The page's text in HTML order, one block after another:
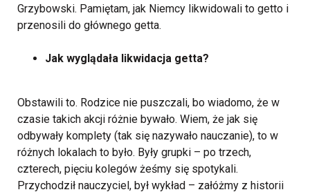
Grzybowski. Pamiętam, jak Niemcy likwidowali to getto i
przenosili do głównego getta.
Jak wyglądała likwidacja getta?
Obstawili to. Rodzice nie puszczali, bo wiadomo, że w
czasie takich akcji różnie bywało. Wiem, że jak się
odbywały komplety (tak się nazywało nauczanie), to w
różnych lokalach to było. Były grupki – po trzech,
czterech, pięciu kolegów żeśmy się spotykali.
Przychodził nauczyciel, był wykład – załóżmy z historii